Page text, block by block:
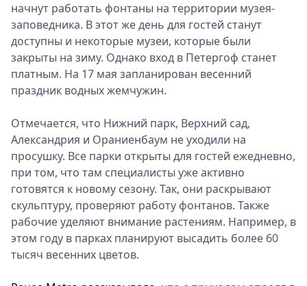
начнут работать фонтаны на территории музея-
заповедника. В этот же день для гостей станут
доступны и некоторые музеи, которые были
закрыты на зиму. Однако вход в Петергоф станет
платным. На 17 мая запланирован весенний
праздник водных жемчужин.
Отмечается, что Нижний парк, Верхний сад,
Александрия и Ораниенбаум не уходили на
просушку. Все парки открыты для гостей ежедневно,
при том, что там специалисты уже активно
готовятся к новому сезону. Так, они раскрывают
скульптуру, проверяют работу фонтанов. Также
рабочие уделяют внимание растениям. Например, в
этом году в парках планируют высадить более 60
тысяч весенних цветов.